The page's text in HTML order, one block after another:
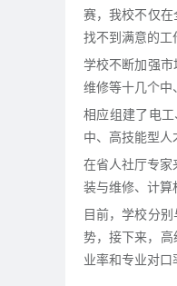
赛，我校不仅
找不到满意的工
学校不断加强
维修等十几个中
相应组建了电
中、高技能型人
在省人社厅专家
装与维修、计算
目前，学校分
势，接下来，高
业率和专业对口